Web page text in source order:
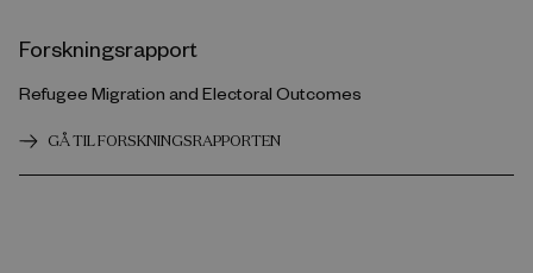
Forskningsrapport
Refugee Migration and Electoral Outcomes
GÅ TIL FORSKNINGSRAPPORTEN